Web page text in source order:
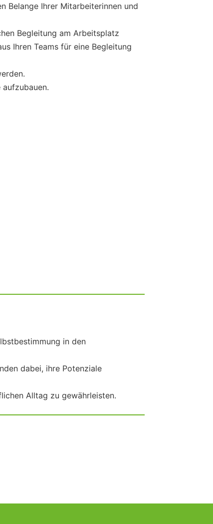
Belange Ihrer Mitarbeiterinnen und
Begleitung am Arbeitsplatz
Ihren Teams für eine Begleitung
in den
dabei, ihre Potenziale
Alltag zu gewährleisten.